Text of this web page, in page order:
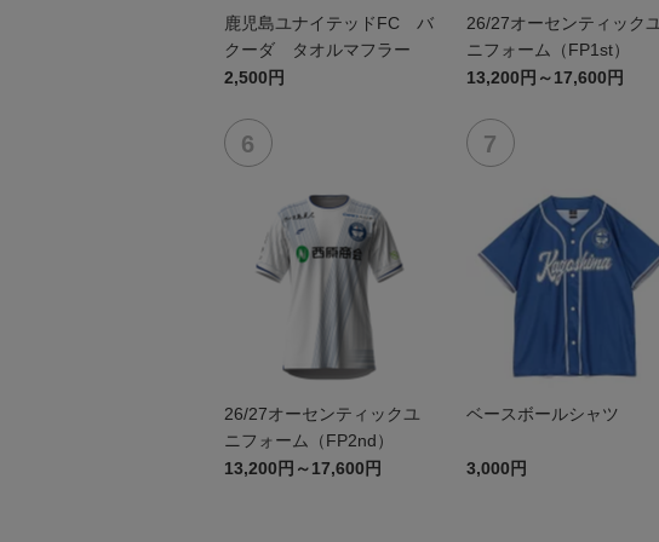
鹿児島ユナイテッドFC バ
クーダ タオルマフラー
2,500円
26/27オーセンティックユ
ニフォーム（FP1st）
13,200円～17,600円
26/27オーセンティックユ
ニフォーム（FP2nd）
13,200円～17,600円
ベースボールシャツ
3,000円